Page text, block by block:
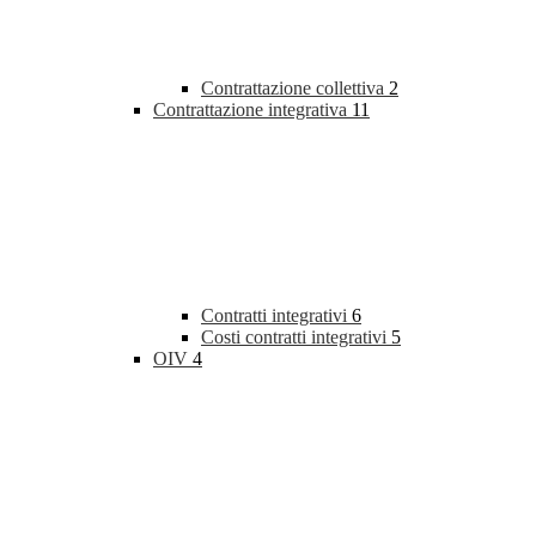
Contrattazione collettiva 2
Contrattazione integrativa 11
Contratti integrativi 6
Costi contratti integrativi 5
OIV 4